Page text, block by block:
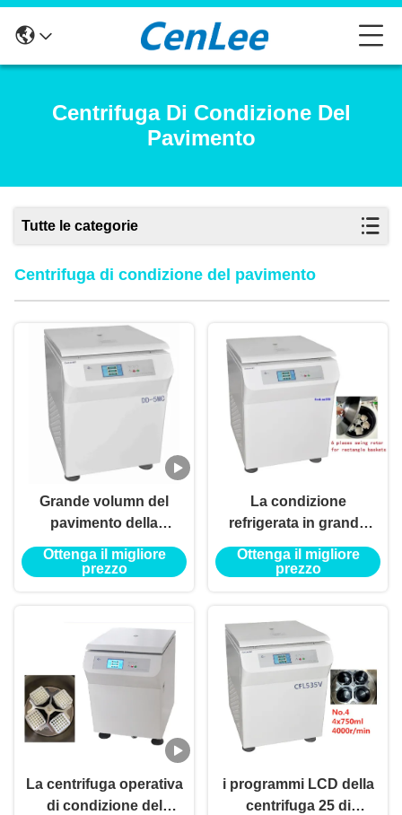
Centrifuga Di Condizione Del
Pavimento
Tutte le categorie
Centrifuga di condizione del pavimento
Grande volumn del
pavimento della
centrifuga LCD di
condizione, macchina
Ottenga il migliore
prezzo
La condizione
refrigerata in grande
quantità del pavimento
della centrifuga a bassa
Ottenga il migliore
prezzo
La centrifuga operativa
di condizione del
i programmi LCD della
centrifuga 25 di